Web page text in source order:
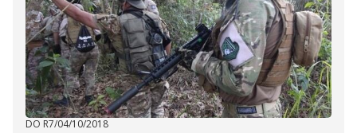
DO R7/04/10/2018